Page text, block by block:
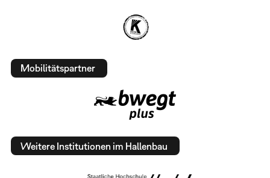
Mobilitätspartner
Weitere Institutionen im Hallenbau